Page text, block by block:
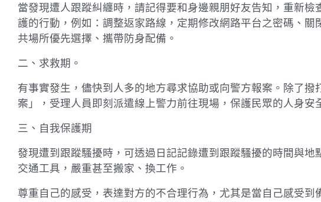
當發現遭人跟蹤糾纏時，請記得要和身邊親朋好友告知，重新
護的行動，例如：調整返家路線，定期修改網路平台之密碼、關
共場所優先選擇、攜帶防身配備。
二、求救期。
有事實發生，儘快到人多的地方尋求協助或向警方報案。除了
案」，受理人員即刻派遣線上警力前往現場，保護民眾的人身安
三、自我保護期
發現遭到跟蹤騷擾時，可透過日記記錄遭到跟蹤騷擾的時間與地
交通工具，嚴重甚至搬家、換工作。
尊重自己的感受，表達對方的不合理行為，尤其是當自己感受